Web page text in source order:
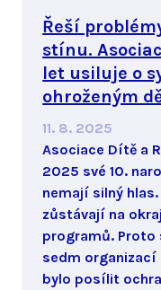
Řeší
stínu.
let usiluje o
ohroženým
11. 8. 2025
Asociace Dítě a
2025 své 10.
nemají silný
zůstávají na
programů. Proto
sedm organizací
bylo posílit